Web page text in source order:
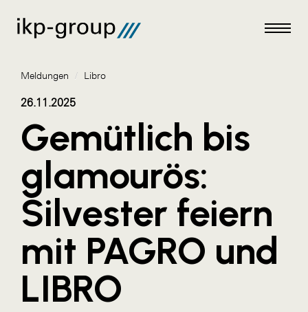
Meldungen
AKTUELLES
ACO
ALEX Krems
Amazon Web Services
Artweger
AustroCel Hallein
Meldungen / Libro
26.11.2025
Gemütlich bis
glamourös:
Silvester feiern
mit PAGRO und
LIBRO